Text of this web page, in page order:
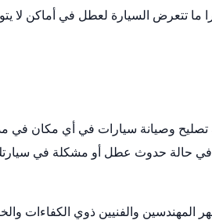
ما تتعرض السيارة لعطل في أماكن لا
وصيانة سيارات في أي مكان في
في حالة حدوث عطل أو مشكلة في
والفنيين ذوي الكفاءات